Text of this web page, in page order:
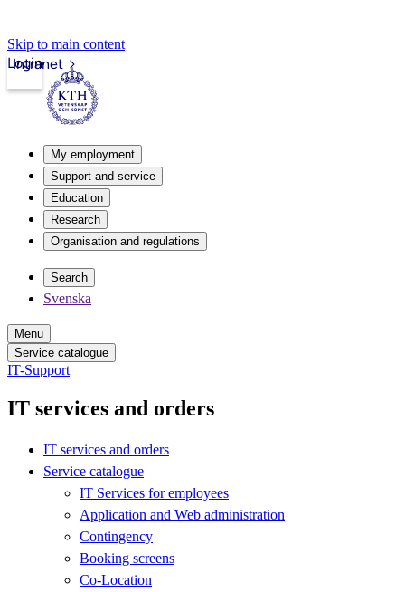
Skip to main content
Intranet
Login
My employment
Support and service
Education
Research
Organisation and regulations
Search
Svenska
Menu
Service catalogue
IT-Support
IT services and orders
IT services and orders
Service catalogue
IT Services for employees
Application and Web administration
Contingency
Booking screens
Co-Location